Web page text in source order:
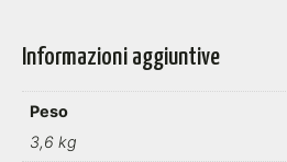
Informazioni aggiuntive
Peso
3,6 kg